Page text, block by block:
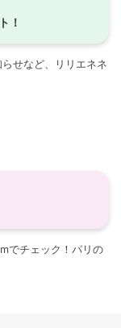
！
せなど、リリエネネ
でチェック！パリの